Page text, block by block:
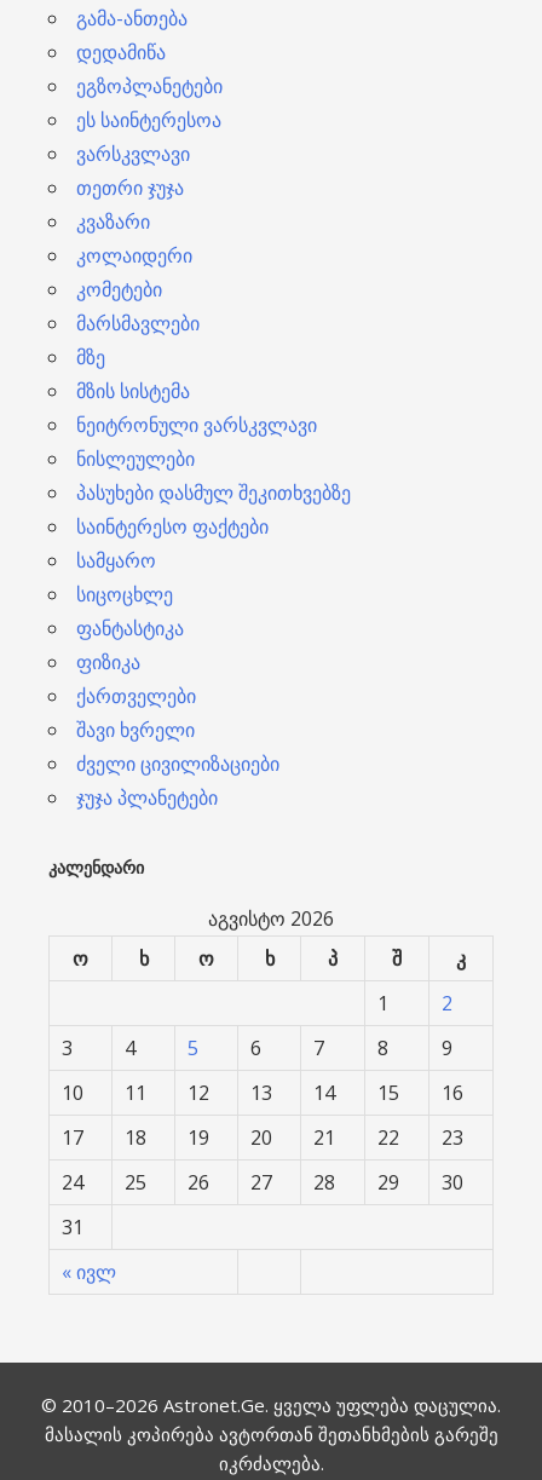
გამა-ანთება
დედამიწა
ეგზოპლანეტები
ეს საინტერესოა
ვარსკვლავი
თეთრი ჯუჯა
კვაზარი
კოლაიდერი
კომეტები
მარსმავლები
მზე
მზის სისტემა
ნეიტრონული ვარსკვლავი
ნისლეულები
პასუხები დასმულ შეკითხვებზე
საინტერესო ფაქტები
სამყარო
სიცოცხლე
ფანტასტიკა
ფიზიკა
ქართველები
შავი ხვრელი
ძველი ცივილიზაციები
ჯუჯა პლანეტები
ᲙᲐᲚᲔᲜᲓᲐᲠᲘ
აგვისტო 2026
ო
ხ ო ხ პ შ კ
« ივლ
1
2
3
4 5 6 7 8
9
10
11 12 13 14 15
16
17
18 19 20 21 22
23
24
25 26 27 28 29
30
31
© 2010–2026 Astronet.Ge. ყველა უფლება დაცულია.
მასალის კოპირება ავტორთან შეთანხმების გარეშე
იკრძალება.